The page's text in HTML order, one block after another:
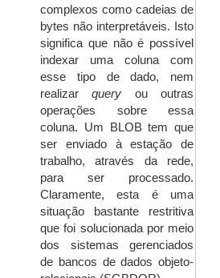
complexos como cadeias de
bytes não interpretáveis. Isto
significa que não é possível
indexar uma coluna com
esse tipo de dado, nem
realizarquery ou outras
operações sobre essa
coluna. Um BLOB tem que
ser enviado à estação de
trabalho, através da rede,
para ser processado.
Claramente, esta é uma
situação bastante restritiva
que foi solucionada por meio
dos sistemas gerenciados
de bancos de dados objeto-